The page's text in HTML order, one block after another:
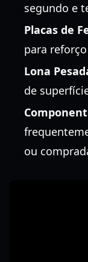
segundo e
Placas de
para
Lona
de
ou